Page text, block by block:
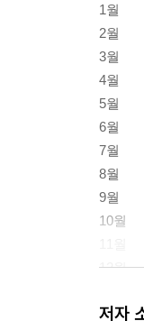
1월
2월
3월
4월
5월
6월
7월
8월
9월
10월
12월
저자